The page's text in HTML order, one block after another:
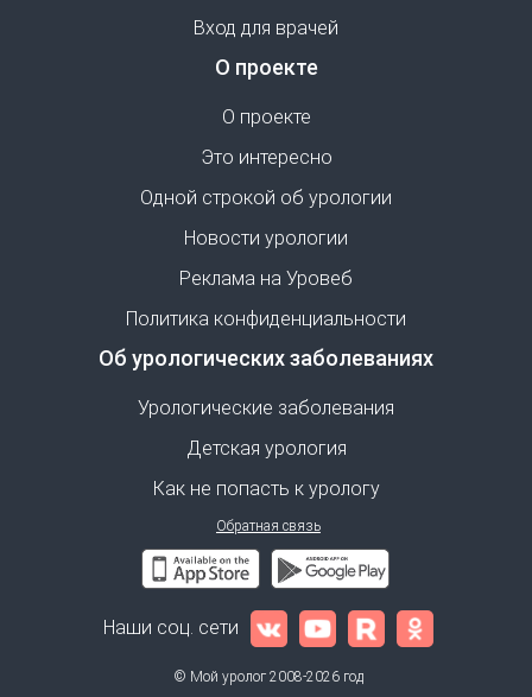
Вход для врачей
О проекте
О проекте
Это интересно
Одной строкой об урологии
Новости урологии
Реклама на Уровеб
Политика конфиденциальности
Об урологических заболеваниях
Урологические заболевания
Детская урология
Как не попасть к урологу
Обратная связь
Наши соц. сети
© Мой уролог 2008-2026 год